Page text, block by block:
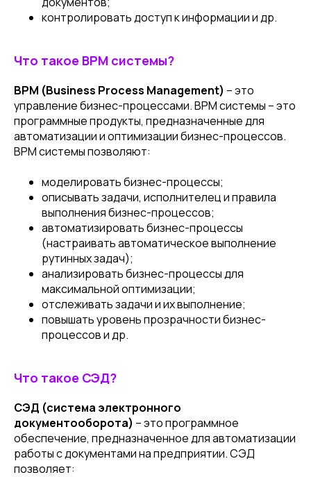
контролировать доступ к информации и др.
Что такое BPM системы?
BPM (Business Process Management) – это
управление бизнес-процессами. BPM системы – это
программные продукты, предназначенные для
автоматизации и оптимизации бизнес-процессов.
BPM системы позволяют:
моделировать бизнес-процессы;
описывать задачи, исполнителец и правила
выполнения бизнес-процессов;
автоматизировать бизнес-процессы
(настраивать автоматическое выполнение
рутинных задач);
анализировать бизнес-процессы для
максимальной оптимизации;
отслеживать задачи и их выполнение;
повышать уровень прозрачности бизнес-
процессов и др.
Что такое СЭД?
СЭД (система электронного
документооборота) – это программное
обеспечение, предназначенное для автоматизации
работы с документами на предприятии. СЭД
позволяет: